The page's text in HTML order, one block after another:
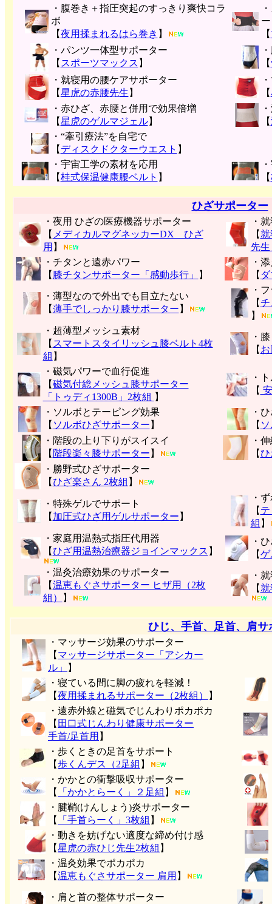
・腹巻き＋指圧突起のすっきり爽快コラ
ボ
【夜用揉まれるはら巻き 】
ー
【
・パンツ一体型サポーター
【 スポーツマックス 】
【
・就寝用の腰ケアサポーター
【星虎の赤腰先生 】
【
・赤ひざ、赤腰と併用で効果倍増
【星虎のゲルマジェル】
【
・“牽引療法”を自宅で
【 ディスクドクターウエスト 】
・宇宙工学の素材を応用
【桂式保温健康腰ベルト 】
【
ひざサポーター
・夜用 ひざの医療機器サポーター
【 メディカルマグネッカーDX ひざ
用 】
・
【
先生
・チタンと遠赤パワー
【 膝チタンサポーター「感動歩行」 】
・
【
・薄型なので外出でも目立たない
【薄手でしっかり膝サポーター 】
・
【チ
】
・超薄型メッシュ素材
【 スマートスタイリッシュ膝ベルト4枚
組 】
・
【
・磁気パワーで血行促進
【磁気付総メッシュ膝サポーター
「トゥディ1300B」2枚組 】
・
【
・ソルボとテーピング効果
【 ソルボひざサポーター 】
・
【
・階段の上り下りがスイスイ
【 階段楽々膝サポーター 】
・
【ひ
・勝野式ひざサポーター
【ひざ楽さん 2枚組 】
・特殊ゲルでサポート
【 加圧式ひざ用ゲルサポーター 】
・
【
組 】
・家庭用温熱式指圧代用器
【ひざ用温熱治療器ジョインマックス 】
・
【ゲ
・温灸治療効果のサポーター
【温恵もぐさサポーター ヒザ用（2枚
組）
】
・
【
ひじ、手首、足首、肩サ
・マッサージ効果のサポーター
【 マッサージサポーター「アシカー
ル」
】
・寝ている間に脚の疲れを軽減！
【夜用揉まれるサポーター（2枚組） 】
・遠赤外線と磁気でじんわりポカポカ
【 田口式じんわり健康サポーター
手首/足首用 】
・歩くときの足首をサポート
【歩くんデス（2足組 】
・かかとの衝撃吸収サポーター
【
「かかとらーく」２足組 】
・腱鞘(けんしょう)炎サポーター
【
「手首らーく」3枚組 】
・動きを妨げない適度な締め付け感
【星虎の赤ひじ先生2枚組 】
・温灸効果でポカポカ
【温恵もぐさサポーター 肩用 】
・肩と首の整体サポーター